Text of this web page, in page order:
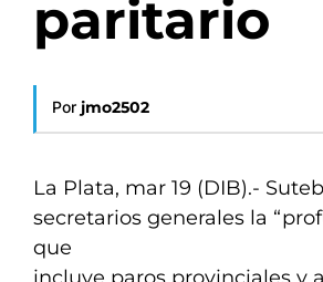
paritario
Por jmo2502
La Plata, mar 19 (DIB).-
secretarios generales la
que